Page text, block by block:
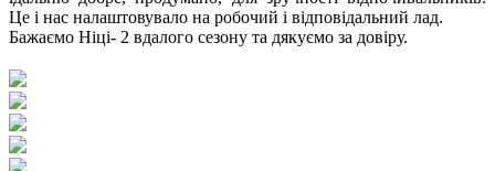
Це і нас налаштовувало на робочий і відповідальний лад.
Бажаємо Ніці- 2 вдалого сезону та дякуємо за довіру.